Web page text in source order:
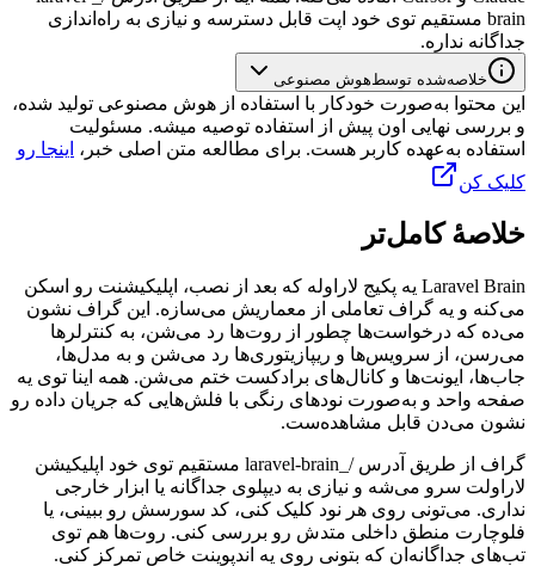
brain مستقیم توی خود اپت قابل دسترسه و نیازی به راه‌اندازی
جداگانه نداره.
خلاصه‌شده توسطهوش مصنوعی
این محتوا به‌صورت خودکار با استفاده از هوش مصنوعی تولید شده،
و بررسی نهایی اون پیش از استفاده توصیه میشه. مسئولیت
استفاده به‌عهده کاربر هست. برای مطالعه متن اصلی خبر، اینجا رو
کلیک کن
خلاصهٔ کامل‌تر
Laravel Brain یه پکیج لاراوله که بعد از نصب، اپلیکیشنت رو اسکن
می‌کنه و یه گراف تعاملی از معماریش می‌سازه. این گراف نشون
می‌ده که درخواست‌ها چطور از روت‌ها رد می‌شن، به کنترلرها
می‌رسن، از سرویس‌ها و ریپازیتوری‌ها رد می‌شن و به مدل‌ها،
جاب‌ها، ایونت‌ها و کانال‌های برادکست ختم می‌شن. همه اینا توی یه
صفحه واحد و به‌صورت نودهای رنگی با فلش‌هایی که جریان داده رو
نشون می‌دن قابل مشاهده‌ست.
گراف از طریق آدرس /_
laravel-brain مستقیم توی خود اپلیکیشن
لاراولت سرو می‌شه و نیازی به دیپلوی جداگانه یا ابزار خارجی
نداری. می‌تونی روی هر نود کلیک کنی، کد سورسش رو ببینی، یا
فلوچارت منطق داخلی متدش رو بررسی کنی. روت‌ها هم توی
تب‌های جداگانه‌ان که بتونی روی یه اندپوینت خاص تمرکز کنی.